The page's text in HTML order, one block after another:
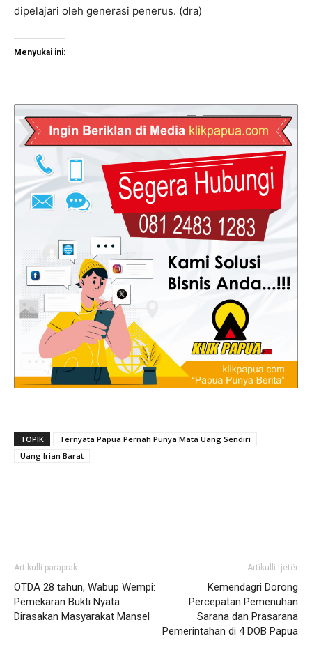
dipelajari oleh generasi penerus. (dra)
Menyukai ini:
TOPIK
Ternyata Papua Pernah Punya Mata Uang Sendiri
Uang Irian Barat
Artikulli paraprak
OTDA 28 tahun, Wabup Wempi:
Pemekaran Bukti Nyata
Dirasakan Masyarakat Mansel
Artikulli tjetër
Kemendagri Dorong
Percepatan Pemenuhan
Sarana dan Prasarana
Pemerintahan di 4 DOB Papua